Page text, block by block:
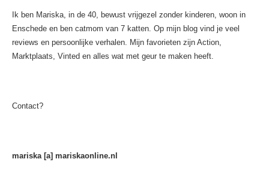
Ik ben Mariska, in de 40, bewust vrijgezel zonder kinderen, woon in
Enschede en ben catmom van 7 katten. Op mijn blog vind je veel
reviews en persoonlijke verhalen. Mijn favorieten zijn Action,
Marktplaats, Vinted en alles wat met geur te maken heeft.
Contact?
mariska [a] mariskaonline.nl